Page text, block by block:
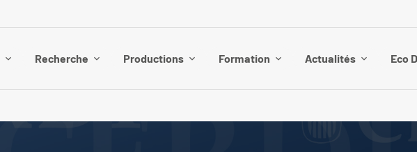
Recherche Productions Formation Actualités Eco